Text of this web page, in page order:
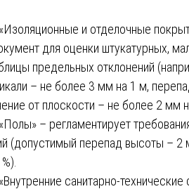
«Изоляционные и отделочные
для оценки штукатурных,
предельных отклонений
– не более 3 мм на 1 м,
от плоскости – не более 2 мм
«Полы» – регламентирует
(допустимый перепад высоты – 2
«Внутренние санитарно-